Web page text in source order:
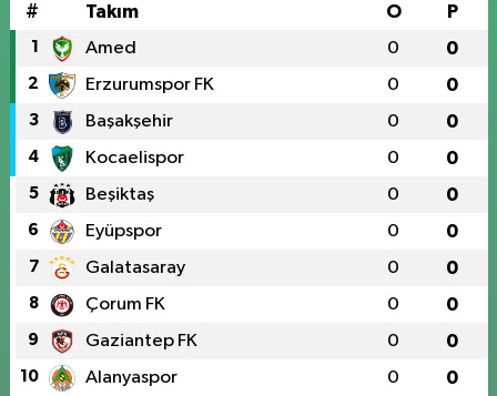
# Takım O P
1 Amed 0 0
2 Erzurumspor FK 0 0
3 Başakşehir 0 0
4 Kocaelispor 0 0
5 Beşiktaş 0 0
6 Eyüpspor 0 0
7 Galatasaray 0 0
8 Çorum FK 0 0
9 Gaziantep FK 0 0
10 Alanyaspor 0 0